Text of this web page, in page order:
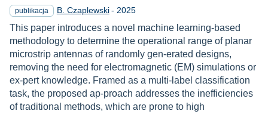
publikacja B. Czaplewski - Rok
2025
This paper introduces a novel machine learning-based
methodology to determine the operational range of planar
microstrip antennas of randomly gen-erated designs,
removing the need for electromagnetic (EM) simulations or
ex-pert knowledge. Framed as a multi-label classification
task, the proposed ap-proach addresses the inefficiencies
of traditional methods, which are prone to high